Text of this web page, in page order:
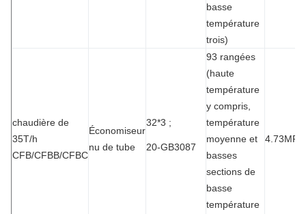
basse
température
trois)
chaudière de
35T/h
CFB/CFBB/CFBC
Économiseur
nu de tube
32*3 ;
20-GB3087
93 rangées
(haute
température
y compris,
température
moyenne et
basses
sections de
basse
température
4.73MPa